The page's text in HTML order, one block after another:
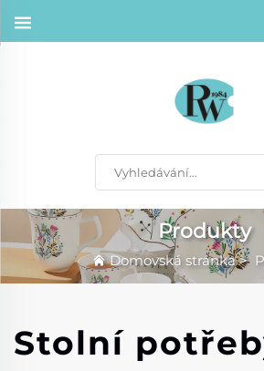
Produkty
Domovská stránka>
Stolní